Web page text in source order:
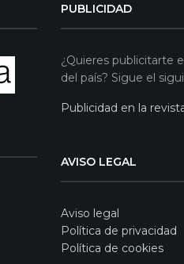
PUBLICIDAD
¿Quieres publicitarte
del país? Sigue el
Publicidad en la
AVISO LEGAL
Aviso legal
Política de privacidad
Política de cookies